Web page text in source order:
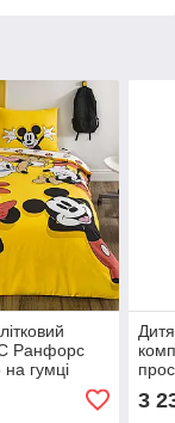
Ранфорс
гумці
3